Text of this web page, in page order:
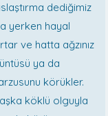
dediğimiz
yerken hayal
ve hatta ağzınız
ya da
körükler.
köklü olguyla